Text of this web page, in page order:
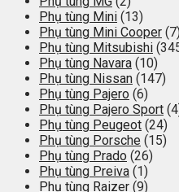
Phụ tùng Mini (13)
Phụ tùng Mini Cooper
Phụ tùng Mitsubishi
Phụ tùng Navara (10)
Phụ tùng Nissan (147)
Phụ tùng Pajero (6)
Phụ tùng Pajero Sport
Phụ tùng Peugeot (24)
Phụ tùng Porsche (15)
Phụ tùng Prado (26)
Phụ tùng Preiva (1)
Phụ tùng Raizer (9)